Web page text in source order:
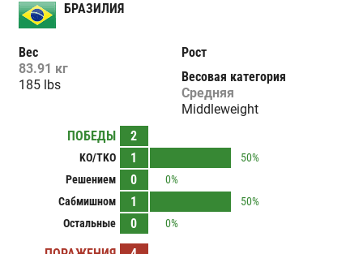
БРАЗИЛИЯ
Вес
83.91 кг
185 lbs
Рост
Весовая категория
Средняя
Middleweight
ПОБЕДЫ
2
KO/TKO 1
50%
Решением
0
0%
Сабмишном
1
50%
Остальные
0 0%